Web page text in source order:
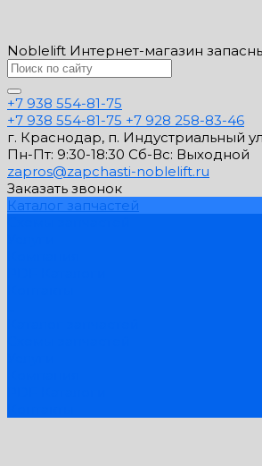
Noblelift Интернет-магазин
+7 938 554-81-75
+7 938 554-81-75 +7 928 258-83-46
г. Краснодар, п. Индустриальный
Пн-Пт: 9:30-18:30 Cб-Вс: Выходной
zapros@zapchasti-noblelift.ru
Заказать звонок
Каталог запчастей